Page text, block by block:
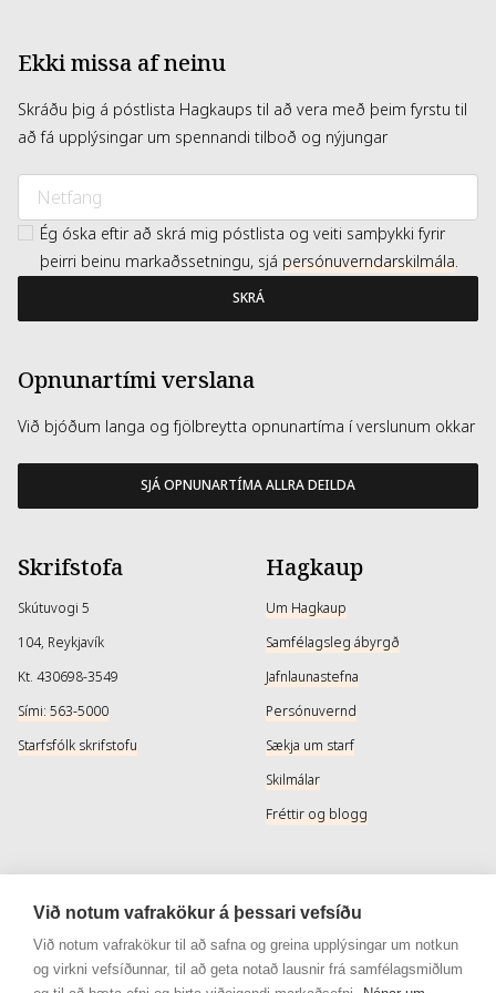
Ekki missa af neinu
Skráðu þig á póstlista Hagkaups til að vera með þeim fyrstu til
að fá upplýsingar um spennandi tilboð og nýjungar
Ég óska eftir að skrá mig póstlista og veiti samþykki fyrir
þeirri beinu markaðssetningu, sjá persónuverndarskilmála.
SKRÁ
Opnunartími verslana
Við bjóðum langa og fjölbreytta opnunartíma í verslunum okkar
SJÁ OPNUNARTÍMA ALLRA DEILDA
Skrifstofa
Skútuvogi 5
104, Reykjavík
Kt. 430698-3549
Sími: 563-5000
Starfsfólk skrifstofu
Hagkaup
Um Hagkaup
Samfélagsleg ábyrgð
Jafnlaunastefna
Persónuvernd
Sækja um starf
Skilmálar
Fréttir og blogg
Þjónusta
Afhendingarmöguleikar
Skilareglur
Samfélagsmiðlar
Instagram
Instagram - Snyrtivara
Við notum vafrakökur á þessari vefsíðu
Við notum vafrakökur til að safna og greina upplýsingar um notkun
og virkni vefsíðunnar, til að geta notað lausnir frá samfélagsmiðlum